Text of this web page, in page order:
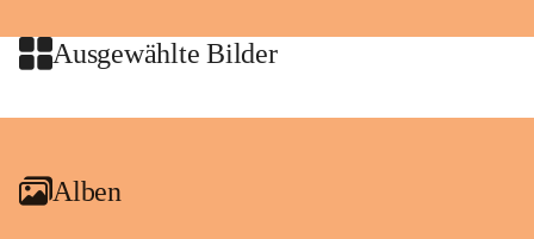
🔏 Zum Schutz unseres Gemeindearchivs danken wir allen Bürgerinnen
Erinnerungen, die dazu beitragen, die Geschichte unserer Heimat
Ausgewählte Bilder
+2
Alben